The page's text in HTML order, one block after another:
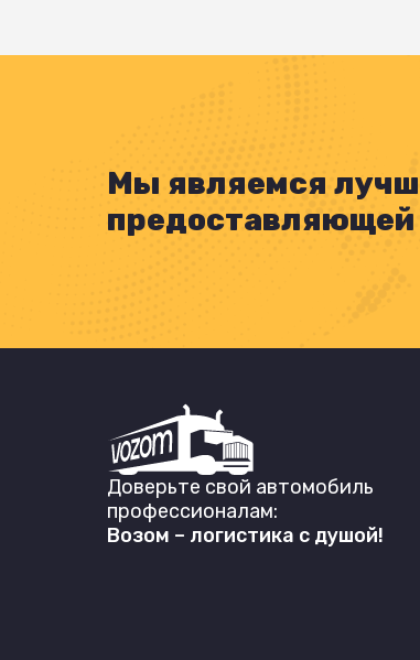
Мы являемся
предоставляющей
Доверьте свой автомобиль
профессионалам:
Возом – логистика с душой!